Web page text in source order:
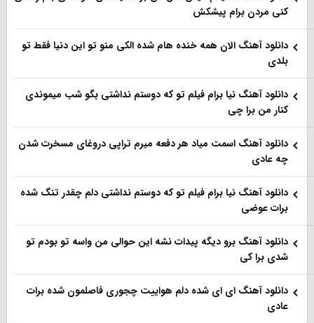
کنی مردن برام پیشکش
دانلود آهنگ الان همه خنده هام شده الکی منو تو این دنیا فقط تو
بلدی
دانلود آهنگ نیا برام فیلم تو‌ که دوستم نداشتی بگو شب میموندی
کنار من برا چی
دانلود آهنگ اسمت میاد هر دفعه میرم تراپی دروغای مسخرت شدن
چه عادی
دانلود آهنگ نیا برام فیلم تو‌ که دوستم نداشتی دلم چقدر تنگ شده
برات عوضی
دانلود آهنگ برو دیگه پیدات نشه این حوالی من واسه تو‌ بودم تو
شدی برا کی
دانلود آهنگ ای ای شده دلم هواییت چجوری فاصلمون شده برات
عادی